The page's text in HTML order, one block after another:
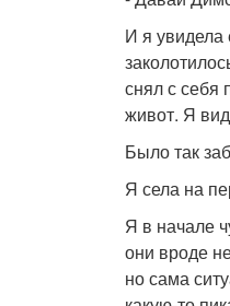
И я увидела
снял с себя
живот. Я
Было так
Я села на
Я в начале
они вроде
но сама